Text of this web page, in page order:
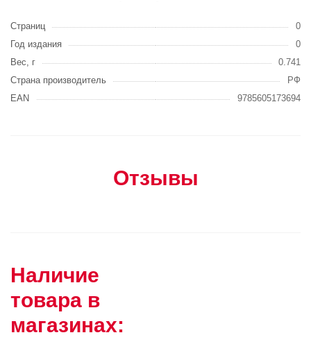
Страниц
0
Год издания
0
Вес, г
0.741
Страна производитель
РФ
EAN
9785605173694
Отзывы
Наличие
товара в
магазинах: